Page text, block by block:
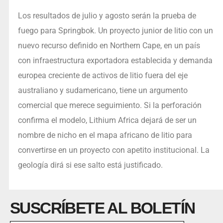
Los resultados de julio y agosto serán la prueba de
fuego para Springbok. Un proyecto junior de litio con un
nuevo recurso definido en Northern Cape, en un país
con infraestructura exportadora establecida y demanda
europea creciente de activos de litio fuera del eje
australiano y sudamericano, tiene un argumento
comercial que merece seguimiento. Si la perforación
confirma el modelo, Lithium Africa dejará de ser un
nombre de nicho en el mapa africano de litio para
convertirse en un proyecto con apetito institucional. La
geología dirá si ese salto está justificado.
SUSCRÍBETE AL BOLETÍN